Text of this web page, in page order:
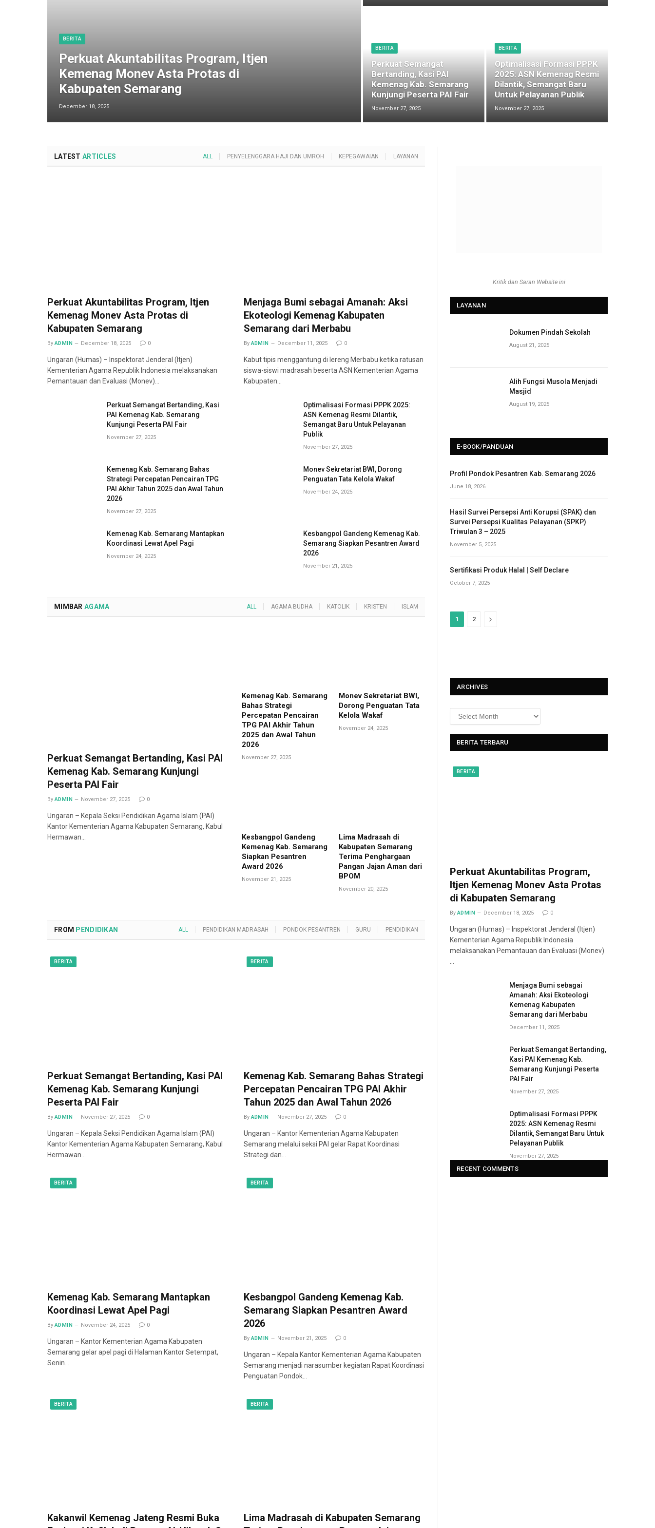
BERITA
Perkuat Akuntabilitas Program, Itjen
Kemenag Monev Asta Protas di
Kabupaten Semarang
December 18, 2025
BERITA
Perkuat Semangat
Bertanding, Kasi PAI
Kemenag Kab. Semarang
Kunjungi Peserta PAI Fair
November 27, 2025
BERITA
Optimalisasi Formasi PPPK
2025: ASN Kemenag Resmi
Dilantik, Semangat Baru
Untuk Pelayanan Publik
November 27, 2025
LATEST ARTICLES ALL PENYELENGGARA HAJI DAN UMROH KEPEGAWAIAN LAYANAN
Perkuat Akuntabilitas Program, Itjen
Kemenag Monev Asta Protas di
Kabupaten Semarang
By ADMIN December 18, 2025 0
Ungaran (Humas) – Inspektorat Jenderal (Itjen)
Kementerian Agama Republik Indonesia melaksanakan
Pemantauan dan Evaluasi (Monev)…
Menjaga Bumi sebagai Amanah: Aksi
Ekoteologi Kemenag Kabupaten
Semarang dari Merbabu
By ADMIN December 11, 2025 0
Kabut tipis menggantung di lereng Merbabu ketika ratusan
siswa-siswi madrasah beserta ASN Kementerian Agama
Kabupaten…
Perkuat Semangat Bertanding, Kasi
PAI Kemenag Kab. Semarang
Kunjungi Peserta PAI Fair
November 27, 2025
Optimalisasi Formasi PPPK 2025:
ASN Kemenag Resmi Dilantik,
Semangat Baru Untuk Pelayanan
Publik
November 27, 2025
Kemenag Kab. Semarang Bahas
Strategi Percepatan Pencairan TPG
PAI Akhir Tahun 2025 dan Awal Tahun
2026
November 27, 2025
Monev Sekretariat BWI, Dorong
Penguatan Tata Kelola Wakaf
November 24, 2025
Kemenag Kab. Semarang Mantapkan
Koordinasi Lewat Apel Pagi
November 24, 2025
Kesbangpol Gandeng Kemenag Kab.
Semarang Siapkan Pesantren Award
2026
November 21, 2025
MIMBAR AGAMA ALL AGAMA BUDHA KATOLIK KRISTEN ISLAM
Perkuat Semangat Bertanding, Kasi PAI
Kemenag Kab. Semarang Kunjungi
Peserta PAI Fair
By ADMIN November 27, 2025 0
Ungaran – Kepala Seksi Pendidikan Agama Islam (PAI)
Kantor Kementerian Agama Kabupaten Semarang, Kabul
Hermawan…
Kemenag Kab. Semarang
Bahas Strategi
Percepatan Pencairan
TPG PAI Akhir Tahun
2025 dan Awal Tahun
2026
November 27, 2025
Monev Sekretariat BWI,
Dorong Penguatan Tata
Kelola Wakaf
November 24, 2025
Kesbangpol Gandeng
Kemenag Kab. Semarang
Siapkan Pesantren
Award 2026
November 21, 2025
Lima Madrasah di
Kabupaten Semarang
Terima Penghargaan
Pangan Jajan Aman dari
BPOM
November 20, 2025
FROM PENDIDIKAN ALL PENDIDIKAN MADRASAH PONDOK PESANTREN GURU PENDIDIKAN
BERITA
Perkuat Semangat Bertanding, Kasi PAI
Kemenag Kab. Semarang Kunjungi
Peserta PAI Fair
By ADMIN November 27, 2025 0
Ungaran – Kepala Seksi Pendidikan Agama Islam (PAI)
Kantor Kementerian Agama Kabupaten Semarang, Kabul
Hermawan…
BERITA
Kemenag Kab. Semarang Bahas Strategi
Percepatan Pencairan TPG PAI Akhir
Tahun 2025 dan Awal Tahun 2026
By ADMIN November 27, 2025 0
Ungaran – Kantor Kementerian Agama Kabupaten
Semarang melalui seksi PAI gelar Rapat Koordinasi
Strategi dan…
BERITA
Kemenag Kab. Semarang Mantapkan
Koordinasi Lewat Apel Pagi
By ADMIN November 24, 2025 0
Ungaran – Kantor Kementerian Agama Kabupaten
Semarang gelar apel pagi di Halaman Kantor Setempat,
Senin…
BERITA
Kesbangpol Gandeng Kemenag Kab.
Semarang Siapkan Pesantren Award
2026
By ADMIN November 21, 2025 0
Ungaran – Kepala Kantor Kementerian Agama Kabupaten
Semarang menjadi narasumber kegiatan Rapat Koordinasi
Penguatan Pondok…
BERITA
Kakanwil Kemenag Jateng Resmi Buka
BERITA
Lima Madrasah di Kabupaten Semarang
Kritik dan Saran Website ini
LAYANAN
Dokumen Pindah Sekolah
August 21, 2025
Alih Fungsi Musola Menjadi
Masjid
August 19, 2025
E-BOOK/PANDUAN
Profil Pondok Pesantren Kab. Semarang 2026
June 18, 2026
Hasil Survei Persepsi Anti Korupsi (SPAK) dan
Survei Persepsi Kualitas Pelayanan (SPKP)
Triwulan 3 – 2025
November 5, 2025
Sertifikasi Produk Halal | Self Declare
October 7, 2025
1 2
N
ARCHIVES
BERITA TERBARU
BERITA
Perkuat Akuntabilitas Program,
Itjen Kemenag Monev Asta Protas
di Kabupaten Semarang
By ADMIN December 18, 2025 0
Ungaran (Humas) – Inspektorat Jenderal (Itjen)
Kementerian Agama Republik Indonesia
melaksanakan Pemantauan dan Evaluasi (Monev)
…
Menjaga Bumi sebagai
Amanah: Aksi Ekoteologi
Kemenag Kabupaten
Semarang dari Merbabu
December 11, 2025
Perkuat Semangat Bertanding,
Kasi PAI Kemenag Kab.
Semarang Kunjungi Peserta
PAI Fair
November 27, 2025
Optimalisasi Formasi PPPK
2025: ASN Kemenag Resmi
Dilantik, Semangat Baru Untuk
Pelayanan Publik
November 27, 2025
RECENT COMMENTS